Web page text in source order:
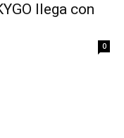
llega con
0